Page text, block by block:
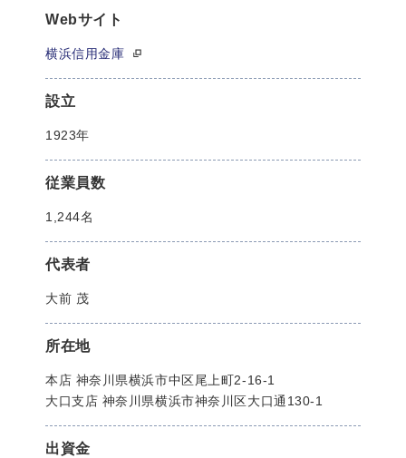
Webサイト
横浜信用金庫
設立
1923年
従業員数
1,244名
代表者
大前 茂
所在地
本店 神奈川県横浜市中区尾上町2-16-1
大口支店 神奈川県横浜市神奈川区大口通130-1
出資金